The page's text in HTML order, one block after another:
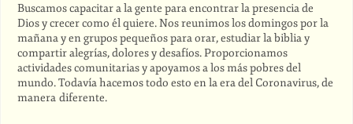
Buscamos capacitar a la gente para encontrar la presencia de
Dios y crecer como él quiere. Nos reunimos los domingos por la
mañana y en grupos pequeños para orar, estudiar la biblia y
compartir alegrías, dolores y desafíos. Proporcionamos
actividades comunitarias y apoyamos a los más pobres del
mundo. Todavía hacemos todo esto en la era del Coronavirus, de
manera diferente.